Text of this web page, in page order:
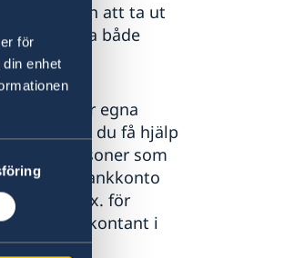
för
enhet
att ta ut
då betala både
inte har egna
kan du få hjälp
till personer som
till UD:s bankkonto
t.ex. för
betalas ut kontant i